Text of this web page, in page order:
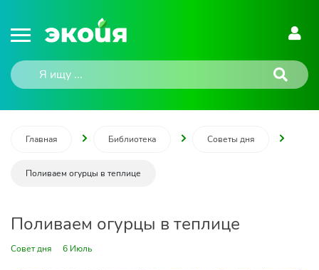
Главная Библиотека Советы дня
Поливаем огурцы в теплице
Поливаем огурцы в теплице
Совет дня 6 Июль